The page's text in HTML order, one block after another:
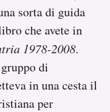
sorta di guida
che avete in
1978-2008.
di
in una cesta il
per